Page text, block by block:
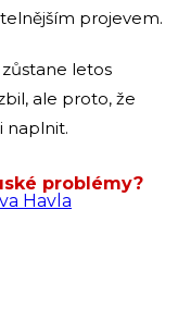
projevem.
letos
ale proto, že
naplnit.
problémy?
Havla